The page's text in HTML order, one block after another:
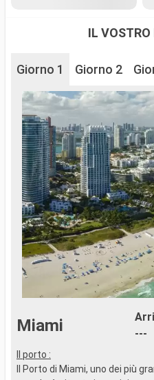
IL VOSTRO
Giorno 1 Giorno 2
Miami
---
Il porto :
Il Porto di Miami, uno dei più